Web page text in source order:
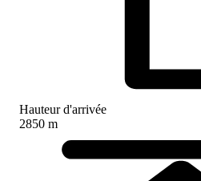
Hauteur d'arrivée
2850 m